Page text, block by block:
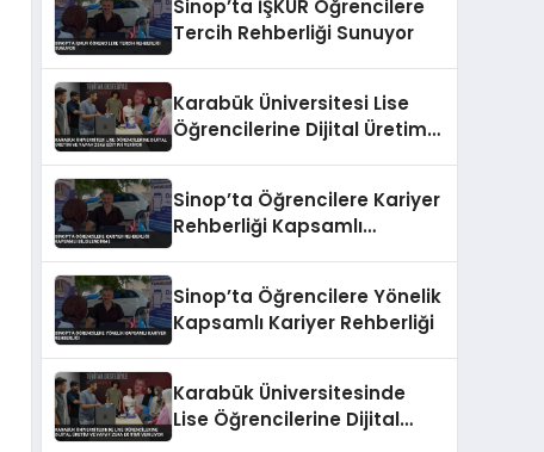
Sinop’ta İŞKUR Öğrencilere
Tercih Rehberliği Sunuyor
Karabük Üniversitesi Lise
Öğrencilerine Dijital Üretim
Sinop’ta Öğrencilere Kariyer
Rehberliği Kapsamlı
Sinop’ta Öğrencilere Yönelik
Kapsamlı Kariyer Rehberliği
Karabük Üniversitesinde
Lise Öğrencilerine Dijital